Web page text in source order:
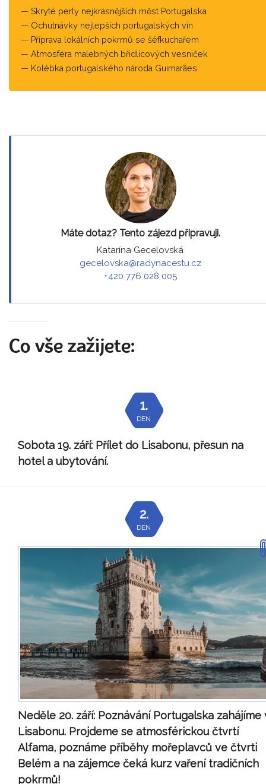
Skryté perly nejkrásnějších měst Portugalska
Ochutnávky nejlepších portugalských vín
Příprava lokálních pokrmů se šéfkuchařem
Atmosféra malebných břidlicových vesniček
Kolébka portugalského národa Guimarães
Máte dotaz? Tento zájezd připravuji.
Katarína Gecelovská
gecelovska@radynacestu.cz
+420 776 028 005
Co vše zažijete:
1.
DEN
Sobota 19. září: Přílet do Lisabonu, přesun na
hotel a ubytování.
2.
DEN
Neděle 20. září: Poznávání Portugalska zahájíme
Lisabonu. Projdeme se atmosférickou čtvrtí
Alfama, poznáme příběhy mořeplavců ve čtvrti
Belém a na zájemce čeká kurz vaření tradičních
pokrmů!